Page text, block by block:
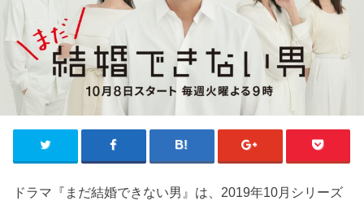
ドラマ『まだ結婚できない男』は、2019年10月シリーズ